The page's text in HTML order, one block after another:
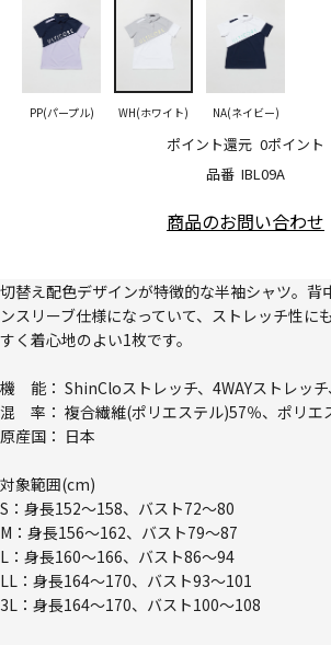
品番 IBL09A
ポイント還元 0ポイント
PP(パープル) WH(ホワイト) NA(ネイビー)
商品のお問い合わせ
切替え配色デザインが特徴的な半袖シャツ。背
ンスリーブ仕様になっていて、ストレッチ性に
すく着心地のよい1枚です。
機 能： ShinCloストレッチ、4WAYストレッチ
混 率： 複合繊維(ポリエステル)57％、ポリエ
原産国： 日本
対象範囲(cm)
S：身長152～158、バスト72～80
M：身長156～162、バスト79～87
L：身長160～166、バスト86～94
LL：身長164～170、バスト93～101
3L：身長164～170、バスト100～108